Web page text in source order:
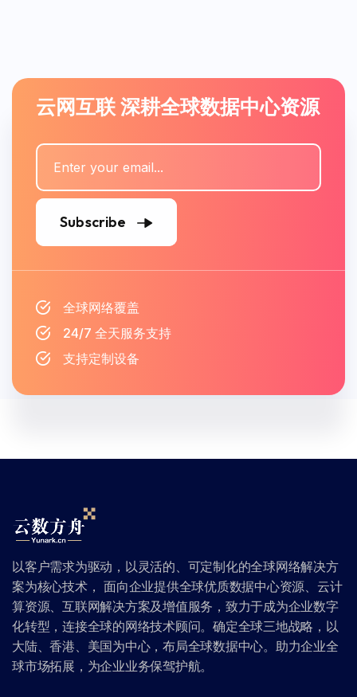
云网互联 深耕全球数据中心资源
Subscribe
全球网络覆盖
24/7 全天服务支持
支持定制设备
以客户需求为驱动，以灵活的、可定制化的全球网络解决方
案为核心技术， 面向企业提供全球优质数据中心资源、云计
算资源、互联网解决方案及增值服务，致力于成为企业数字
化转型，连接全球的网络技术顾问。确定全球三地战略，以
大陆、香港、美国为中心，布局全球数据中心。助力企业全
球市场拓展，为企业业务保驾护航。